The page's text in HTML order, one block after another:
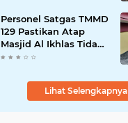
Personel Satgas TMMD
129 Pastikan Atap
Masjid Al Ikhlas Tidak
Bocor Lagi
Lihat Selengkapnya